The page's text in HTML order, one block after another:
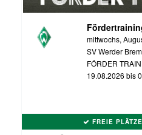
mittwochs,
SV Werder
FÖRDER
19.08.2026 bis
FREIE